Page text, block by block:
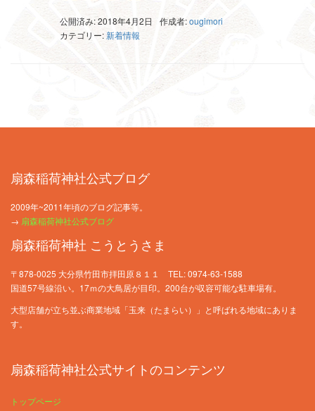
公開済み: 2018年4月2日 作成者:ougimori
カテゴリー:新着情報
扇森稲荷神社公式ブログ
2009年~2011年頃のブログ記事等。
→ 扇森稲荷神社公式ブログ
扇森稲荷神社 こうとうさま
〒878-0025 大分県竹田市拝田原８１１ TEL: 0974-63-1588
国道57号線沿い。17ｍの大鳥居が目印。200台が収容可能な駐車場有。
大型店舗が立ち並ぶ商業地域「玉来（たまらい）」と呼ばれる地域にありま
す。
扇森稲荷神社公式サイトのコンテンツ
トップページ